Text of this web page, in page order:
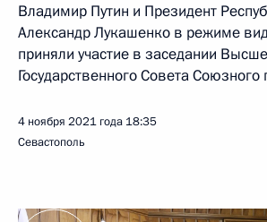
Владимир Путин и Президент
Александр Лукашенко в режиме
приняли участие в заседании
Государственного Совета Союзного
4 ноября 2021 года 18:35
Севастополь